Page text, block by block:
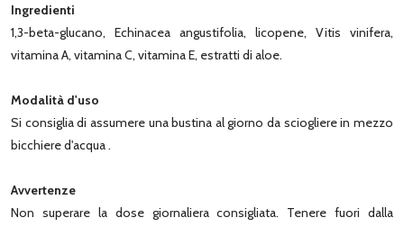
Ingredienti
1,3-beta-glucano, Echinacea angustifolia, licopene, Vitis vinifera,
vitamina A, vitamina C, vitamina E, estratti di aloe.
Modalità d'uso
Si consiglia di assumere una bustina al giorno da sciogliere in mezzo
bicchiere d'acqua .
Avvertenze
Non superare la dose giornaliera consigliata. Tenere fuori dalla